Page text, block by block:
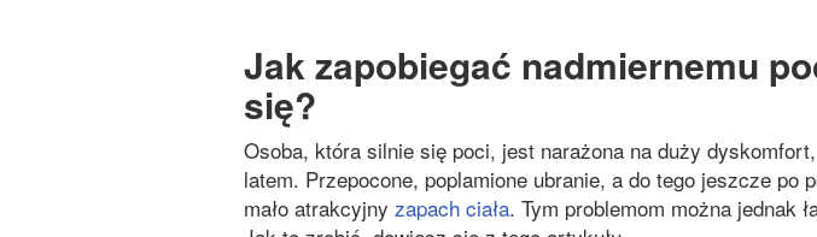
Jak zapobiegać nadmiernemu
się?
Osoba, która silnie się poci, jest narażona na duży
latem. Przepocone, poplamione ubranie, a do tego jeszcze po
mało atrakcyjny zapach ciała. Tym problemom można jednak